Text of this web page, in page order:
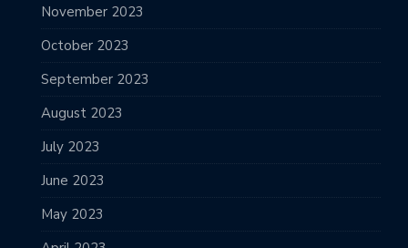
November 2023
October 2023
September 2023
August 2023
July 2023
June 2023
May 2023